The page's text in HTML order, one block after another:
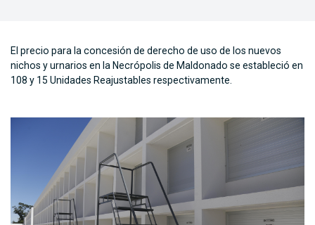
El precio para la concesión de derecho de uso de los nuevos
nichos y urnarios en la Necrópolis de Maldonado se estableció en
108 y 15 Unidades Reajustables respectivamente.